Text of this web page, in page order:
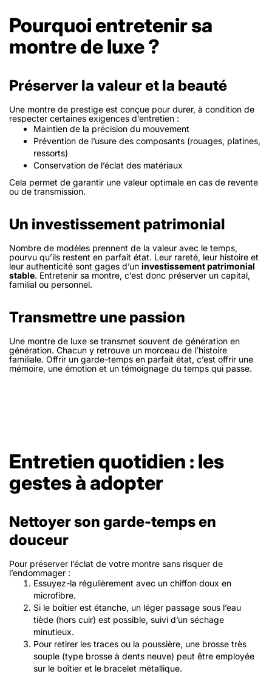
Pourquoi entretenir sa
montre de luxe ?
Préserver la valeur et la beauté
Une montre de prestige est conçue pour durer, à condition de
respecter certaines exigences d’entretien :
Maintien de la précision du mouvement
Prévention de l’usure des composants (rouages, platines,
ressorts)
Conservation de l’éclat des matériaux
Cela permet de garantir une valeur optimale en cas de revente
ou de transmission.
Un investissement patrimonial
Nombre de modèles prennent de la valeur avec le temps,
pourvu qu’ils restent en parfait état. Leur rareté, leur histoire et
leur authenticité sont gages d’un investissement patrimonial
stable. Entretenir sa montre, c’est donc préserver un capital,
familial ou personnel.
Transmettre une passion
Une montre de luxe se transmet souvent de génération en
génération. Chacun y retrouve un morceau de l’histoire
familiale. Offrir un garde-temps en parfait état, c’est offrir une
mémoire, une émotion et un témoignage du temps qui passe.
Entretien quotidien : les
gestes à adopter
Nettoyer son garde-temps en
douceur
Pour préserver l’éclat de votre montre sans risquer de
l’endommager :
Essuyez-la régulièrement avec un chiffon doux en
microfibre.
Si le boîtier est étanche, un léger passage sous l’eau
tiède (hors cuir) est possible, suivi d’un séchage
minutieux.
Pour retirer les traces ou la poussière, une brosse très
souple (type brosse à dents neuve) peut être employée
sur le boîtier et le bracelet métallique.